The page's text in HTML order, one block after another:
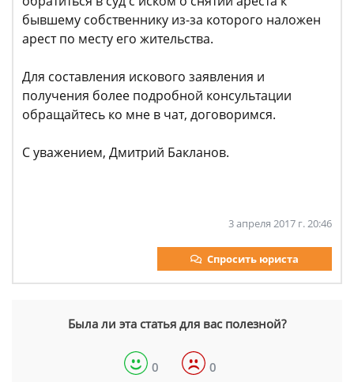
бывшему собственнику из-за которого наложен
арест по месту его жительства.
Для составления искового заявления и
получения более подробной консультации
обращайтесь ко мне в чат, договоримся.
С уважением, Дмитрий Бакланов.
3 апреля 2017 г. 20:46
Спросить юриста
Была ли эта статья для вас полезной?
0 0